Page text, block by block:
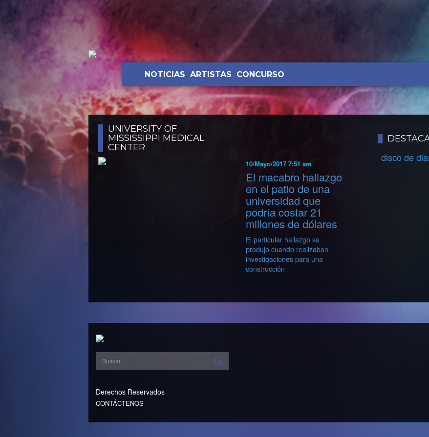
NOTICIAS ARTISTAS CONCURSO
UNIVERSITY OF
MISSISSIPPI MEDICAL
CENTER
10/Mayo/2017 7:51 am
El macabro hallazgo
en el patio de una
universidad que
podría costar 21
millones de dólares
El particular hallazgo se
produjo cuando realizaban
investigaciones para una
construcción
disco de
Derechos Reservados
CONTÁCTENOS